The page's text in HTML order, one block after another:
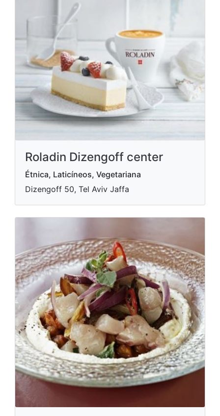
Roladin Dizengoff center
Étnica, Laticíneos, Vegetariana
Dizengoff 50, Tel Aviv Jaffa